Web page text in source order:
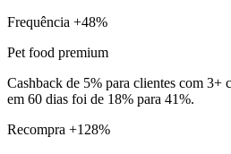
Frequência +48%
Pet food premium
Cashback de 5% para clientes com 3+
em 60 dias foi de 18% para 41%.
Recompra +128%